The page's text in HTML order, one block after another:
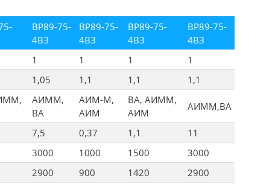
ВР89-75-
4ВЗ
ВР89-75-
4ВЗ
ВР89-75-
4ВЗ
ВР89-75-
4ВЗ
1 1 1
1
1,05 1,1 1,1 1,1
АИММ,
ВА
АИМ-М,
АИМ
ВА, АИММ,
АИМ
АИММ,ВА
7,5 0,37 1,1
11
3000 1000 1500
3000
2900 900 1420
2900